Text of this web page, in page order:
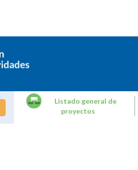
Listado general de
proyectos